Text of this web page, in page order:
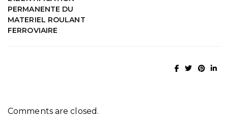
PERMANENTE DU
MATERIEL ROULANT
FERROVIAIRE
Comments are closed.